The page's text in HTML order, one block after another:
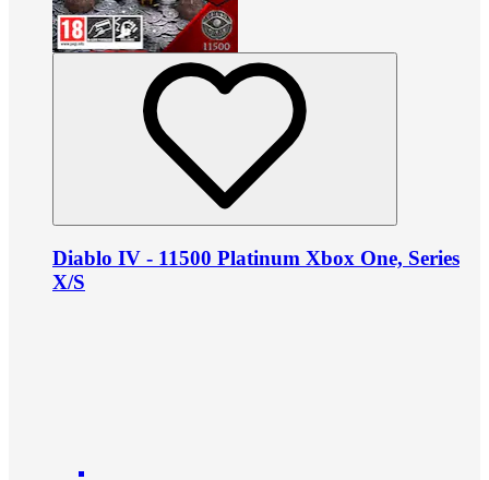
Diablo IV - 11500 Platinum Xbox One, Series
X/S